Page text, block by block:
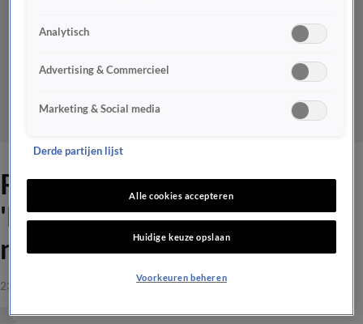
René over coronaregels:
'Hugo de Jonge begrijpt het
niet'
23 aug 2021, 21:32
Analytisch
Advertising & Commercieel
Marketing & Social media
Derde partijen lijst
Alle cookies accepteren
Huidige keuze opslaan
Voorkeuren beheren